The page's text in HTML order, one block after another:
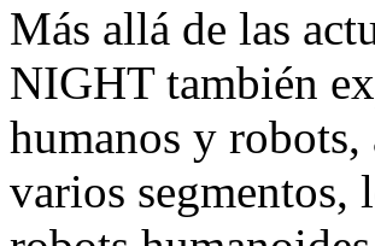
Más allá de las
NIGHT también
humanos y
varios segmentos,